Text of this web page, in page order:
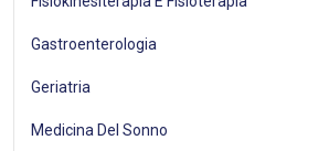
Gastroenterologia
Geriatria
Medicina Del Sonno